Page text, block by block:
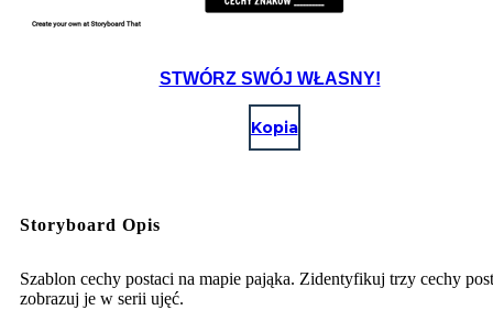
STWÓRZ SWÓJ WŁASNY!
Kopia
Storyboard Opis
Szablon cechy postaci na mapie pająka. Zidentyfikuj trzy cechy
zobrazuj je w serii ujęć.